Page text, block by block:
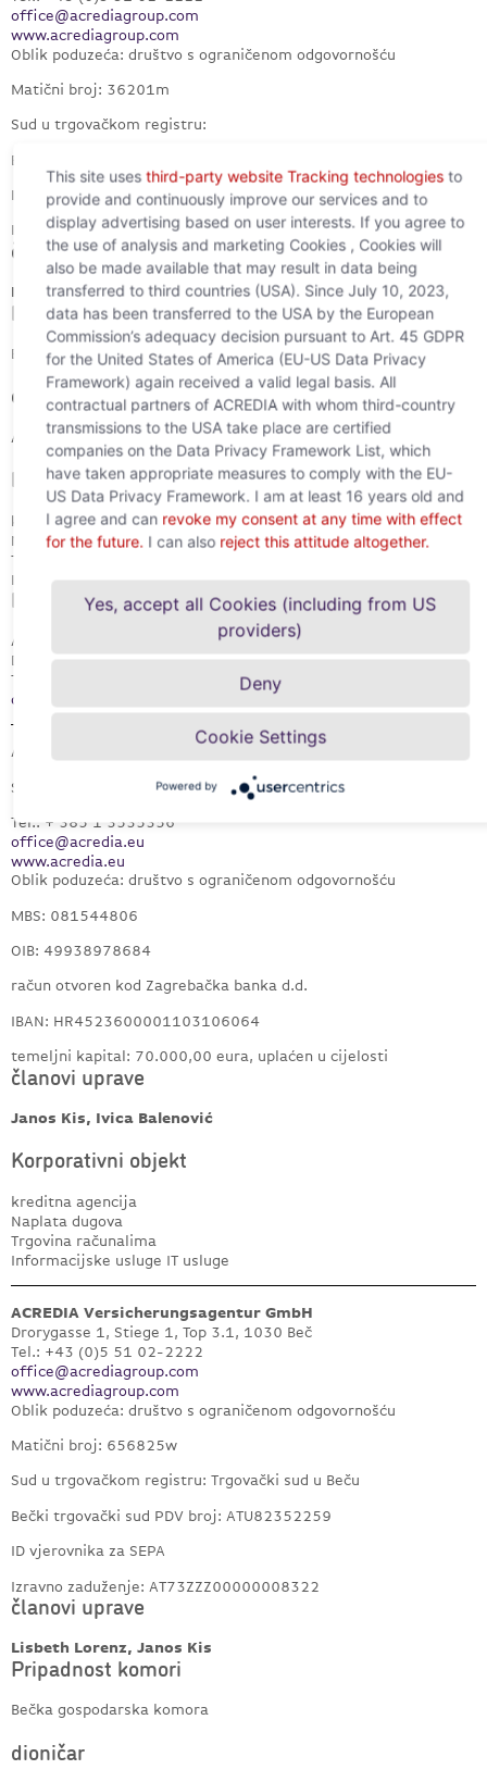
office@acrediagroup.com
www.acrediagroup.com
Oblik poduzeća: društvo s ograničenom odgovornošću
Matični broj: 36201m
Sud u trgovačkom registru:
Bečki trgovački sud PDV broj: ATU 67992639
ID vjerovnika za SEPA
Izravno zaduženje: AT73ZZZ00000008322
članovi uprave
Nicole Schmidt, Barbara Ribal
Pripadnost komori
Bečka gospodarska komora
dioničar
ACREDIA osiguranje AG, 100%
Korporativni objekt
kreditna agencija
Naplata dugova
Trgovina računalima
Informacijske usluge IT usluge
ACREDIA Versicherung AG
Drorygasse 1, Stiege 1, Top 3.1, 1030 Beč
Tel.: +43 (0)5 51 02-2222
office@acrediagroup.com
ACREDIA Services SEE d.o.o.
Slavonska Avenija 1c, 10000 Zagreb, Hrvatska
Tel.: + 385 1 3535356
office@acredia.eu
www.acredia.eu
Oblik poduzeća: društvo s ograničenom odgovornošću
MBS: 081544806
OIB: 49938978684
račun otvoren kod Zagrebačka banka d.d.
IBAN: HR4523600001103106064
temeljni kapital: 70.000,00 eura, uplaćen u cijelosti
članovi uprave
Janos Kis, Ivica Balenović
Korporativni objekt
kreditna agencija
Naplata dugova
Trgovina računalima
Informacijske usluge IT usluge
ACREDIA Versicherungsagentur GmbH
Drorygasse 1, Stiege 1, Top 3.1, 1030 Beč
Tel.: +43 (0)5 51 02-2222
office@acrediagroup.com
www.acrediagroup.com
Oblik poduzeća: društvo s ograničenom odgovornošću
Matični broj: 656825w
Sud u trgovačkom registru: Trgovački sud u Beču
Bečki trgovački sud PDV broj: ATU82352259
ID vjerovnika za SEPA
Izravno zaduženje: AT73ZZZ00000008322
članovi uprave
Lisbeth Lorenz, Janos Kis
Pripadnost komori
Bečka gospodarska komora
dioničar
This site uses third-party website Tracking technologiesto
provide and continuously improve our services and to
display advertising based on user interests. If you agree to
the use of analysis and marketing Cookies , Cookies will
also be made available that may result in data being
transferred to third countries (USA). Since July 10, 2023,
data has been transferred to the USA by the European
Commission’s adequacy decision pursuant to Art. 45 GDPR
for the United States of America (EU-US Data Privacy
Framework) again received a valid legal basis. All
contractual partners of ACREDIA with whom third-country
transmissions to the USA take place are certified
companies on the Data Privacy Framework List, which
have taken appropriate measures to comply with the EU-
US Data Privacy Framework. I am at least 16 years old and
I agree and can revoke my consent at any time with effect
for the future. I can also reject this attitude altogether.
Yes, accept all Cookies (including from US
providers)
Deny
Cookie Settings
Powered by